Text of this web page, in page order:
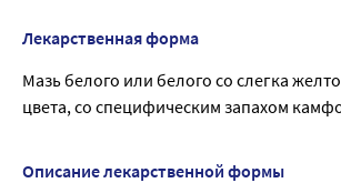
Лекарственная форма
Мазь белого или белого со слегка
цвета, со специфическим запахом
Описание лекарственной формы